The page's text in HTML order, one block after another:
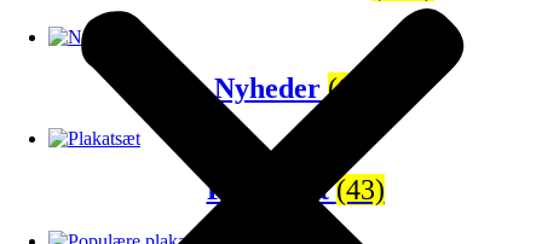
Nyheder(65)
Plakatsæt(43)